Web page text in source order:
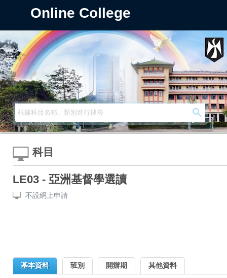
Online College
科目
LE03 - 亞洲基督學選讀
不設網上申請
基本資料 班別 開辦期 其他資料